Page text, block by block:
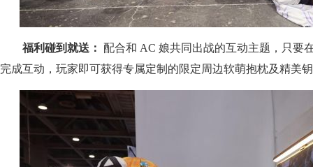
福利碰到就送：
配合和 AC 娘共同出战的互动主题，只要
完成互动，玩家即可获得专属定制的限定周边软萌抱枕及精美